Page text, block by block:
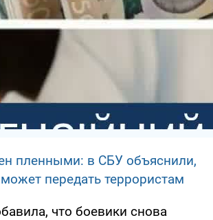
пленными: в СБУ объяснили,
передать террористам
что боевики снова